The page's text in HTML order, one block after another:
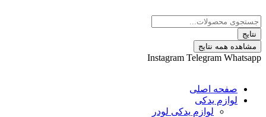
نتایج
Instagram Telegram
اصلی
یدکی
لوازم یدکی لودر